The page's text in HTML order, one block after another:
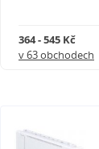
364 - 545 Kč
v 63 obchodech